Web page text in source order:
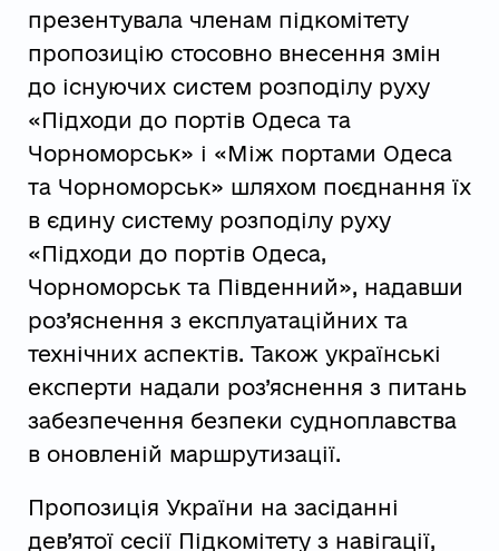
презентувала членам підкомітету
пропозицію стосовно внесення змін
до існуючих систем розподілу руху
«Підходи до портів Одеса та
Чорноморськ» і «Між портами Одеса
та Чорноморськ» шляхом поєднання їх
в єдину систему розподілу руху
«Підходи до портів Одеса,
Чорноморськ та Південний», надавши
роз’яснення з експлуатаційних та
технічних аспектів. Також українські
експерти надали роз’яснення з питань
забезпечення безпеки судноплавства
в оновленій маршрутизації.
Пропозиція України на засіданні
дев’ятої сесії Підкомітету з навігації,